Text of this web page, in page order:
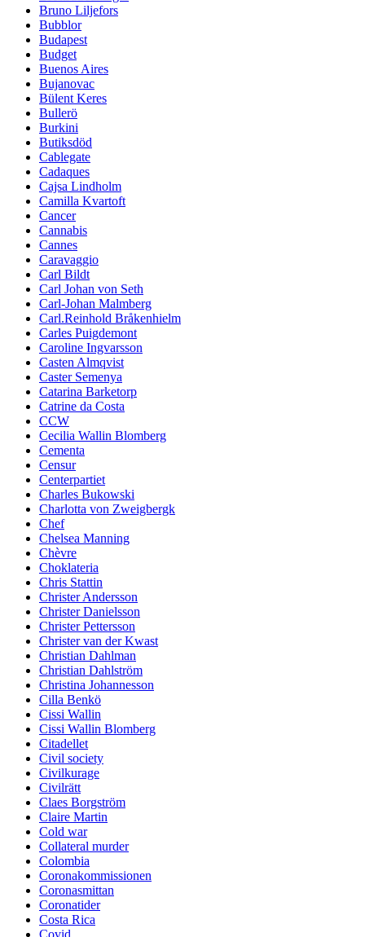
Bruno Liljefors
Bubblor
Budapest
Budget
Buenos Aires
Bujanovac
Bülent Keres
Bullerö
Burkini
Butiksdöd
Cablegate
Cadaques
Cajsa Lindholm
Camilla Kvartoft
Cancer
Cannabis
Cannes
Caravaggio
Carl Bildt
Carl Johan von Seth
Carl-Johan Malmberg
Carl.Reinhold Bråkenhielm
Carles Puigdemont
Caroline Ingvarsson
Casten Almqvist
Caster Semenya
Catarina Barketorp
Catrine da Costa
CCW
Cecilia Wallin Blomberg
Cementa
Censur
Centerpartiet
Charles Bukowski
Charlotta von Zweigbergk
Chef
Chelsea Manning
Chèvre
Choklateria
Chris Stattin
Christer Andersson
Christer Danielsson
Christer Pettersson
Christer van der Kwast
Christian Dahlman
Christian Dahlström
Christina Johannesson
Cilla Benkö
Cissi Wallin
Cissi Wallin Blomberg
Citadellet
Civil society
Civilkurage
Civilrätt
Claes Borgström
Claire Martin
Cold war
Collateral murder
Colombia
Coronakommissionen
Coronasmittan
Coronatider
Costa Rica
Covid